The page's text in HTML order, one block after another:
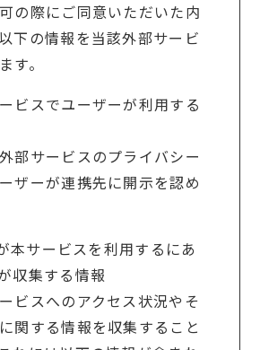
の際にご同意いただいた内
下の情報を当該外部サービ
す。
ビスでユーザーが利用する
部サービスのプライバシー
ザーが連携先に開示を認め
本サービスを利用するにあ
収集する情報
ビスへのアクセス状況やそ
関する情報を収集すること